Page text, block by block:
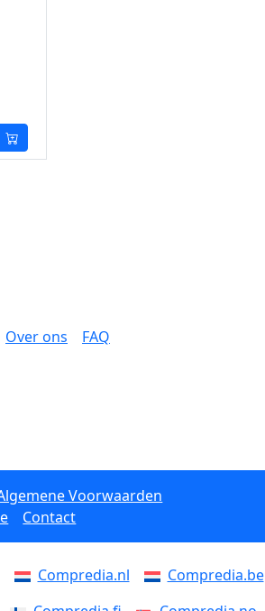
Over ons FAQ
Voorwaarden
Contact
Compredia.nl
Compredia.be